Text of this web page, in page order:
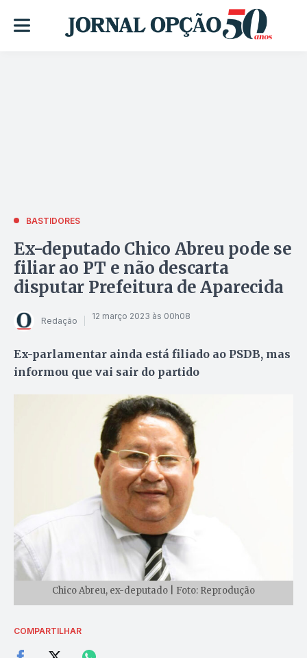
BASTIDORES
Ex-deputado Chico Abreu pode se
filiar ao PT e não descarta
disputar Prefeitura de Aparecida
Redação 12 março 2023 às 00h08
Ex-parlamentar ainda está filiado ao PSDB, mas
informou que vai sair do partido
Chico Abreu, ex-deputado | Foto: Reprodução
COMPARTILHAR